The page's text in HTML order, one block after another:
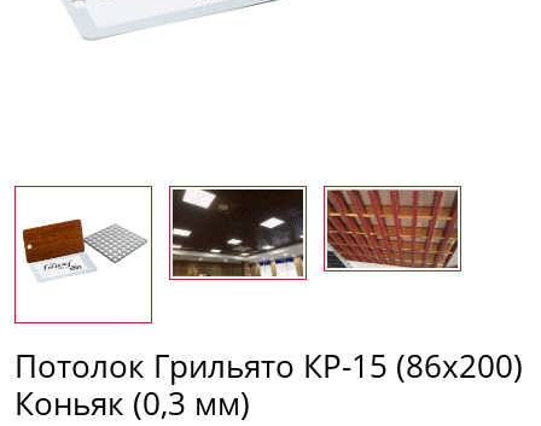
Потолок Грильято КР-15 (86х200)
Коньяк (0,3 мм)